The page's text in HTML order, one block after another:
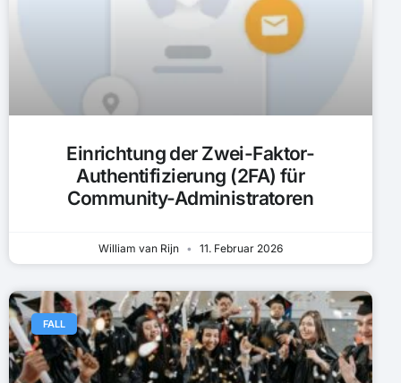
Einrichtung der Zwei-Faktor-
Authentifizierung (2FA) für
Community-Administratoren
William van Rijn 11. Februar 2026
FALL